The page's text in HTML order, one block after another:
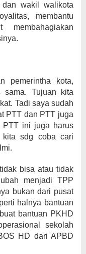
wakil walikota
membantu
pemerintha kota,
sama. Tujuan kita
Tadi saya sudah
PTT dan PTT juga
PTT ini juga harus
kita sdg coba cari
bisa atau tidak
menjadi TPP
bukan dari pusat
halnya bantuan
bantuan PKHD
sekolah
HD dari APBD